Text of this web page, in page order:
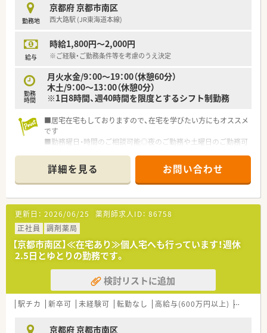
勤務地
京都府 京都市南区
西大路駅 (JR東海道本線)
給与
時給1,800円～2,000円
※ご経験・ご勤務条件等を考慮のうえ決定
勤務
時間
月火水金/9：00～19：00（休憩60分）
木土/9：00～13：00（休憩0分）
※1日8時間、週40時間を限度とするシフト制勤務
■居宅在宅もしておりますので、在宅を学びたい方にもオススメ
です
■勤務曜日・時間のご相談可能◎夜のご勤務や土曜日のご勤務可
詳細を見る お問い合わせ
更新日： 2026/06/25 薬剤師求人ID： 86758
正社員
調剤薬局
【京都市南区】≪在宅あり≫個人宅へも行っています！週休
2.5日とゆとりの勤務です。
検討リストに追加
駅チカ 新卒可 未経験可 転勤なし 高給与(600万円以上) シフト制
京都府 京都市南区